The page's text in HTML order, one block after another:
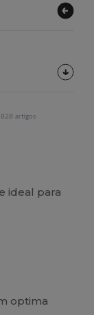
828 artigos
ideal para
optima